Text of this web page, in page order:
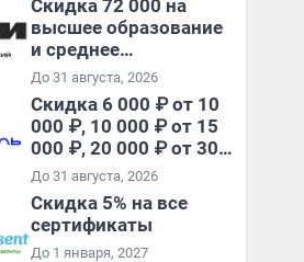
Скидка 72 000 на
высшее образование
и среднее
специальное
образование в
первый год обучения
До 31 августа, 2026
Скидка 6 000 ₽ от 10
000 ₽, 10 000 ₽ от 15
000 ₽, 20 000 ₽ от 30
000 ₽ и 35 000 ₽ от 50
000 ₽ на первый и все
повторные заказы по
промокоду НАБЕРИ
До 31 августа, 2026
Скидка 5% на все
сертификаты
До 1 января, 2027